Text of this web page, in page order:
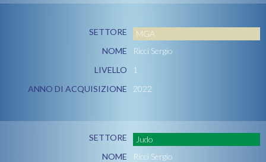
SETTORE
MGA
NOME
Ricci Sergio
LIVELLO
1
ANNO DI ACQUISIZIONE
2022
SETTORE
Judo
NOME
Ricci Sergio